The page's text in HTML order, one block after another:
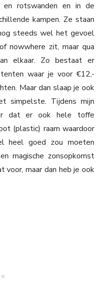
rotswanden en in de
kampen. Ze staan
steeds wel het gevoel
nowwhere zit, maar qua
elkaar. Zo bestaat er
waar je voor €12,-
Maar dan slaap je ook
simpelste. Tijdens mijn
dat er ook hele toffe
(plastic) raam waardoor
heel goed zou moeten
magische zonsopkomst
voor, maar dan heb je ook